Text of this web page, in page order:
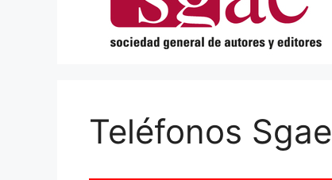
Teléfonos Sgae